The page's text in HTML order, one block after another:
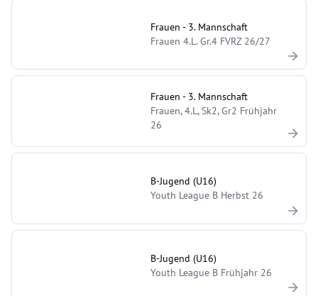
Frauen - 3. Mannschaft
Frauen 4.L. Gr.4 FVRZ 26/27
Frauen - 3. Mannschaft
Frauen, 4.L, Sk2, Gr2 Frühjahr
26
B-Jugend (U16)
Youth League B Herbst 26
B-Jugend (U16)
Youth League B Frühjahr 26